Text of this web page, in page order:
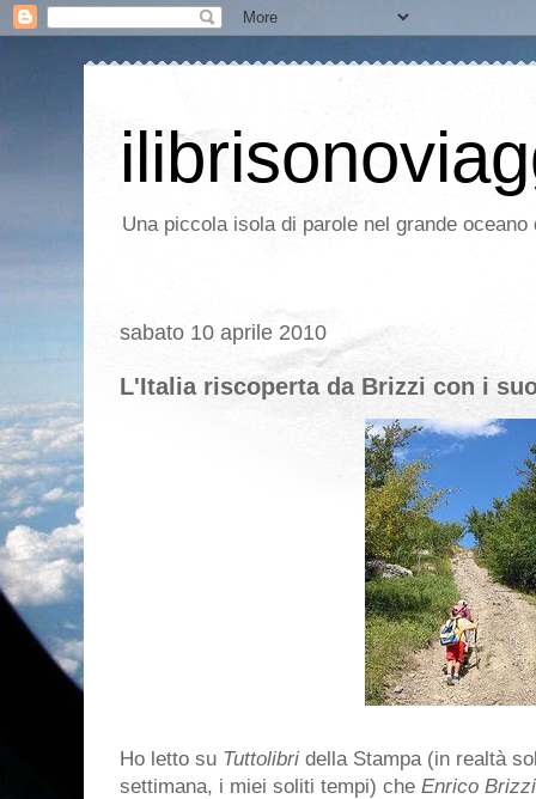
Una piccola isola di parole nel grande
sabato 10 aprile 2010
L'Italia riscoperta da Brizzi con i
Ho letto su Tuttolibri della Stampa (in realtà
settimana, i miei soliti tempi) che Enrico Brizzi